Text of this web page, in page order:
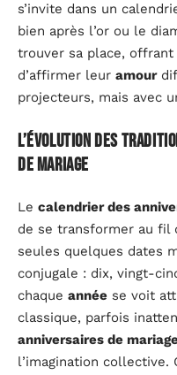
s’invite dans un
bien après l’or ou le
trouver sa place, offrant
d’affirmer leur amour
projecteurs, mais avec
L’évolution des
de mariage
Le calendrier des
de se transformer au fil
seules quelques dates
conjugale : dix, vingt-
chaque année se voit
classique, parfois
anniversaires de
l’imagination collective.